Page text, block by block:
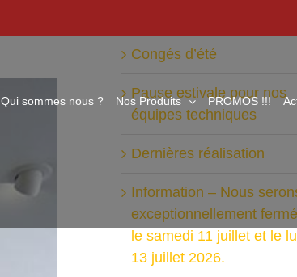
Qui sommes nous ? Nos Produits PROMOS !!!
Congés d’été
Pause estivale pour nos
équipes techniques
Dernières réalisation
Information – Nous
exceptionnellement
le samedi 11 juillet et le
13 juillet 2026.